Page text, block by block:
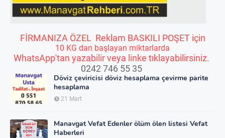
FİRMANIZA ÖZEL Reklam BASKILI POŞET için
10 KG dan başlayan miktarlarda
WhatsApp'tan yazabilir veya linke tıklayabilirsiniz.
0242 746 55 35
Döviz çeviricisi döviz hesaplama çevirme parite
hesaplama
21 Mart
Manavgat Vefat Edenler ölüm ölen listesi Vefat
Haberleri